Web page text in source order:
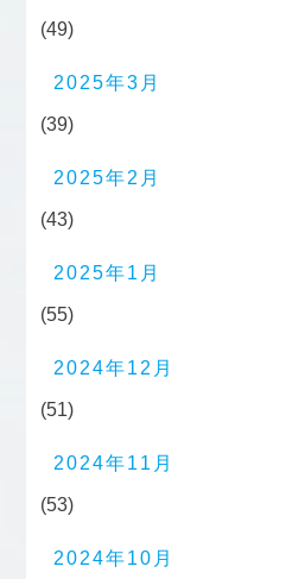
(49)
2025年3月
(39)
2025年2月
(43)
2025年1月
(55)
2024年12月
(51)
2024年11月
(53)
2024年10月